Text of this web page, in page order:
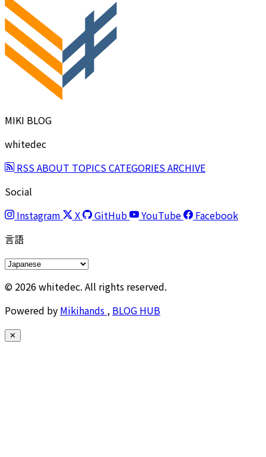
MIKI BLOG
whitedec
RSSABOUT TOPICSCATEGORIESARCHIVE
Social
Instagram
X GitHub YouTube
Facebook
言語
© 2026 whitedec. All rights reserved.
Powered by Mikihands , BLOG HUB
✕